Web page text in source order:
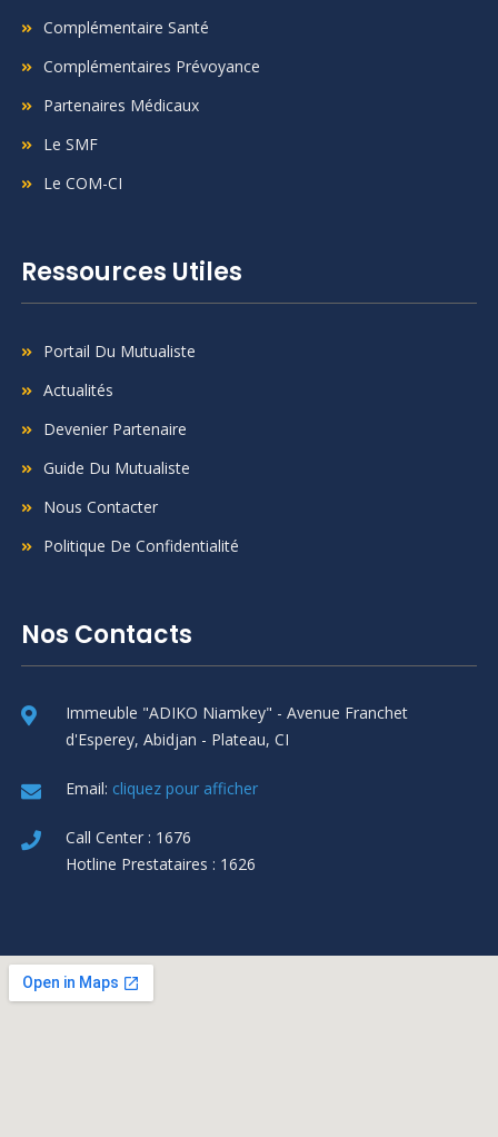
Complémentaire Santé
Complémentaires Prévoyance
Partenaires Médicaux
Le SMF
Le COM-CI
Ressources Utiles
Portail Du Mutualiste
Actualités
Devenier Partenaire
Guide Du Mutualiste
Nous Contacter
Politique De Confidentialité
Nos Contacts
Immeuble "ADIKO Niamkey" - Avenue Franchet
d'Esperey, Abidjan - Plateau, CI
Email: cliquez pour afficher
Call Center : 1676
Hotline Prestataires : 1626